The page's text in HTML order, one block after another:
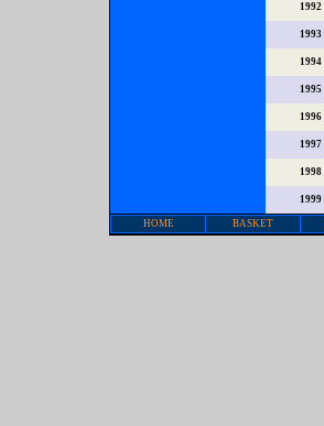
1992
1993
1994
1995
1996
1997
1998
1999
HOME BASKET